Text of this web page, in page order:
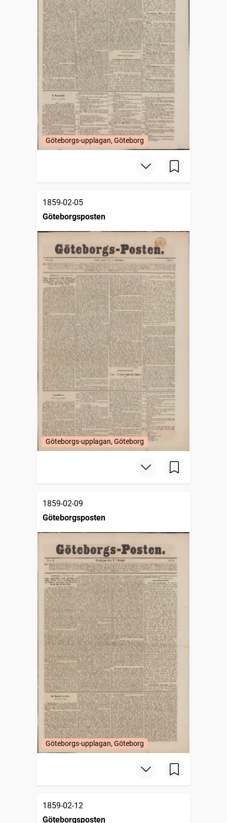
Göteborgs-upplagan, Göteborg
1859-02-05
Göteborgsposten
Göteborgs-upplagan, Göteborg
1859-02-09
Göteborgsposten
Göteborgs-upplagan, Göteborg
1859-02-12
Göteborgsposten